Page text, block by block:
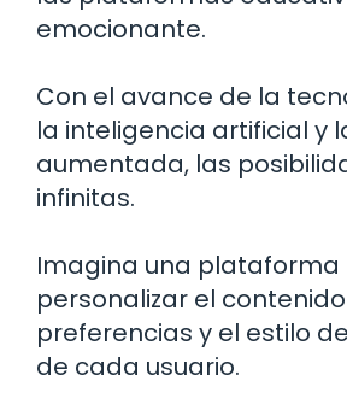
emocionante.
Con el avance de la
la inteligencia artificial y
aumentada, las
infinitas.
Imagina una plataforma
personalizar el
preferencias y el estilo
de cada usuario.